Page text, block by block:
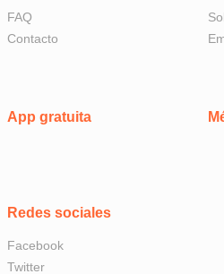
FAQ
Contacto
App gratuita
Redes sociales
Facebook
Twitter